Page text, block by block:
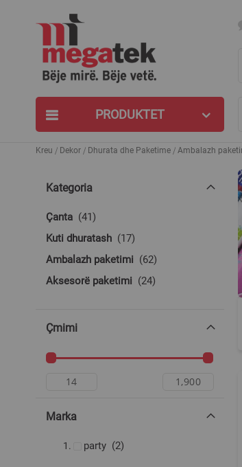
PRODUKTET
Kreu Dekor Dhurata dhe Paketime Ambalazh
Kategoria
Çanta 41produkte
Kuti dhuratash
17produkte
Ambalazh paketimi
62produkte
Aksesorë paketimi
24produkte
Çmimi
Marka
party 2produkte